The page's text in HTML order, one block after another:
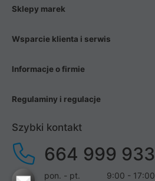
Sklepy marek
Wsparcie klienta i serwis
Informacje o firmie
Regulaminy i regulacje
Szybki kontakt
664 999 933
pon. - pt. 9:00 - 17:00